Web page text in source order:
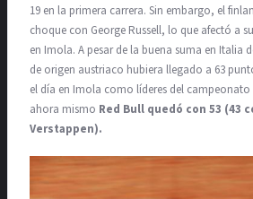
19 en la primera carrera. Sin embargo, el
choque con George Russell, lo que afectó a
en Imola. A pesar de la buena suma en Italia
de origen austriaco hubiera llegado a 63
el día en Imola como líderes del campeonato
ahora mismo Red Bull quedó con 53 (43
Verstappen).